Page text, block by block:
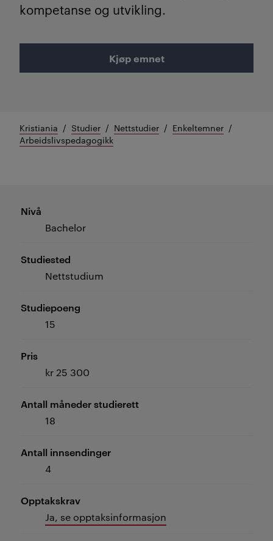
kompetanse og utvikling.
Kjøp emnet
Kristiania Studier Nettstudier
Enkeltemner
Arbeidslivspedagogikk
Nivå
Bachelor
Studiested
Nettstudium
Studiepoeng
15
Pris
kr 25 300
Antall måneder studierett
18
Antall innsendinger
4
Opptakskrav
Ja, se opptaksinformasjon